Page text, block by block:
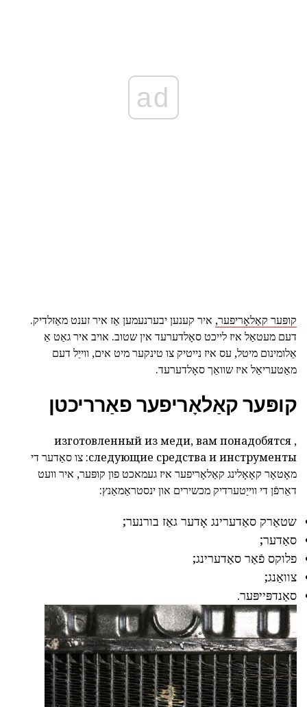
ad
קופּער קאַלאָריפער, איר קענען יבערנעמען אַז איר זענט מאַזלדיק.
דעם מעטאַל איז לייכט סאָלדערעד אין שטוב. אויב איר גאַט אַ
אַלומינום מיטל, עס איז נייטיק צו טינקער מיט אים, ווייַל דעם
מאַטעריאַל איז שוואַך סאָלדערעד.
קופּער קאַלאָריפער פאַרריכטן
, изготовленный из меди, вам понадобятся
следующие средства и инструменты: צו
סאַדער די
מאָטאָר קאָאָלינג קאַלאָריפער איז געמאכט פון קופּער, איר וועט
דאַרפֿן די ווייַטערדיק מכשירים און ינסטראַמאַנץ:
שטאַרק סאַדערינג אָדער גאַז בורנער;
סאַדער;
פלוקס פֿאַר סאַדערינג;
צוואַנג;
סאַנדפּייפּער.